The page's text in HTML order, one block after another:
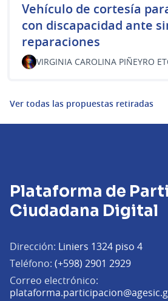
Vehículo de cortesía
con discapacidad ante
reparaciones
VIRGINIA CAROLINA PIÑEYRO
Ver todas las propuestas retiradas
Plataforma de
Ciudadana Digital
Dirección: Liniers 1324 piso 4
Teléfono: (+598) 2901 2929
Correo electrónico: